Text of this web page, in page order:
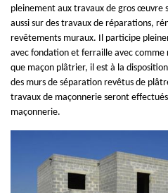
pleinement aux travaux de gros œuvre
aussi sur des travaux de réparations,
revêtements muraux. Il participe
avec fondation et ferraille avec
que maçon plâtrier, il est à la
des murs de séparation revêtus de
travaux de maçonnerie seront effectués
maçonnerie.